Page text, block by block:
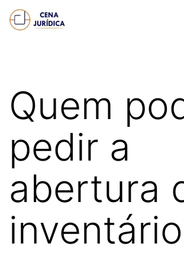
Pular
para
Cena
Quem
pedir a
abertura